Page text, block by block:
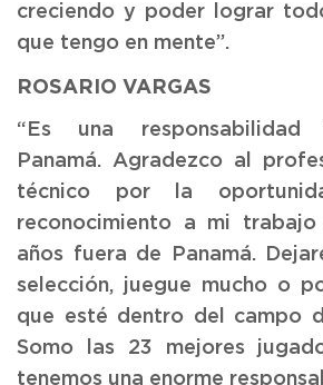
creciendo y poder lograr
que tengo en mente”.
ROSARIO VARGAS
“Es una responsabilidad
Panamá. Agradezco al
técnico por la
reconocimiento a mi
años fuera de Panamá.
selección, juegue mucho o
que esté dentro del campo
Somo las 23 mejores
tenemos una enorme